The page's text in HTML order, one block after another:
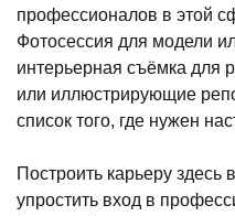
профессионалов в этой
Фотосессия для модели
интерьерная съёмка для
или иллюстрирующие
список того, где нужен
Построить карьеру здесь
упростить вход в